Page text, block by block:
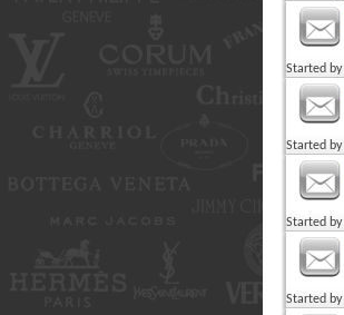
Started by
Started by
Started by
Started by